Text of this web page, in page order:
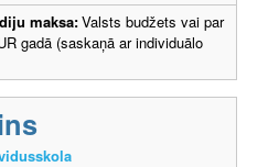
maksa:Valsts budžets vai par
gadā (saskaņā ar individuālo